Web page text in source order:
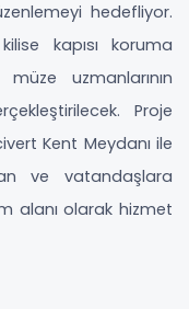
hedefliyor.
kapısı koruma
uzmanlarının
Proje
Kent Meydanı ile
ve vatandaşlara
alanı olarak hizmet